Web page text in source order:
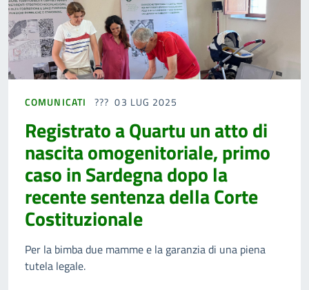
COMUNICATI 03 LUG 2025
Registrato a Quartu un atto di
nascita omogenitoriale, primo
caso in Sardegna dopo la
recente sentenza della Corte
Costituzionale
Per la bimba due mamme e la garanzia di una piena
tutela legale.